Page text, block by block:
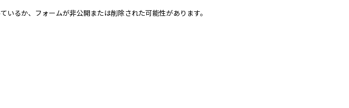
いるか、フォームが非公開または削除された可能性があります。